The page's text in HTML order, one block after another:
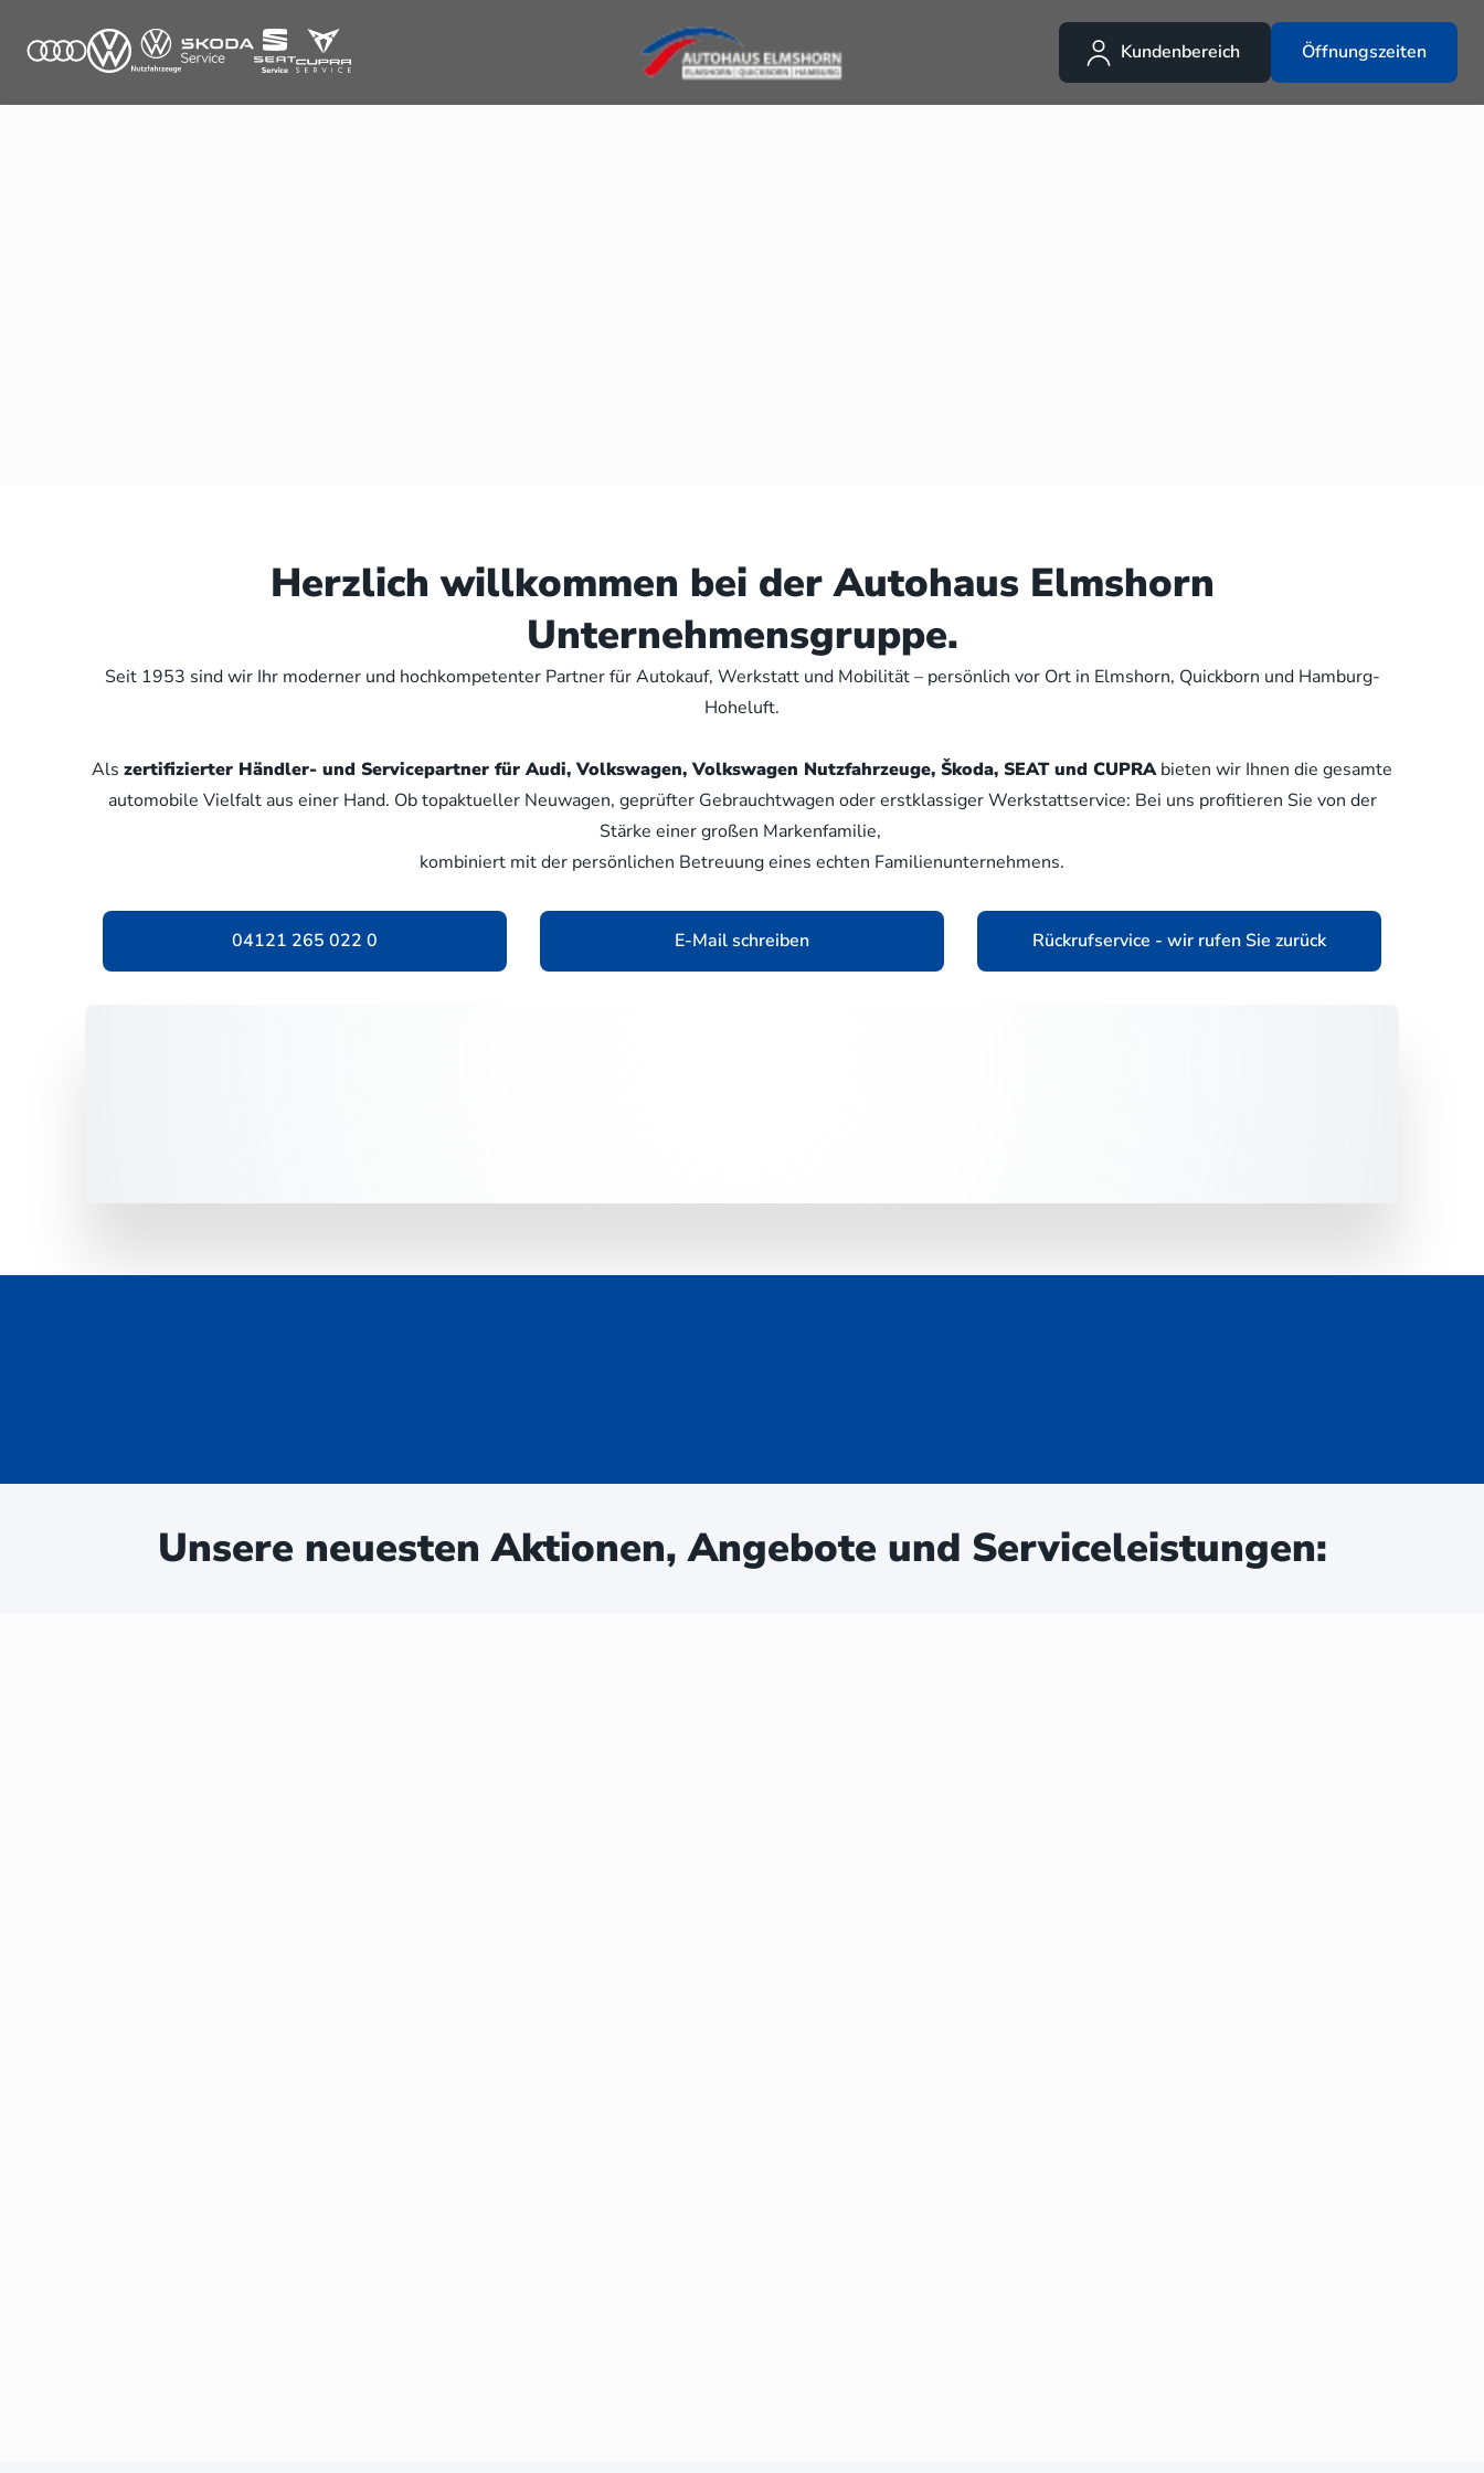
Kundenbereich Öffnungszeiten
Herzlich willkommen bei der Autohaus Elmshorn
Unternehmensgruppe.
Seit 1953 sind wir Ihr moderner und hochkompetenter Partner für Autokauf, Werkstatt und Mobilität – persönlich vor Ort in Elmshorn, Quickborn und Hamburg-
Hoheluft.
Als zertifizierter Händler- und Servicepartner für Audi, Volkswagen, Volkswagen Nutzfahrzeuge, Škoda, SEAT und CUPRAbieten wir Ihnen die gesamte
automobile Vielfalt aus einer Hand. Ob topaktueller Neuwagen, geprüfter Gebrauchtwagen oder erstklassiger Werkstattservice: Bei uns profitieren Sie von der
Stärke einer großen Markenfamilie,
kombiniert mit der persönlichen Betreuung eines echten Familienunternehmens.
04121 265 022 0 E-Mail schreiben Rückrufservice - wir rufen Sie zurück
Unsere neuesten Aktionen, Angebote und Serviceleistungen: